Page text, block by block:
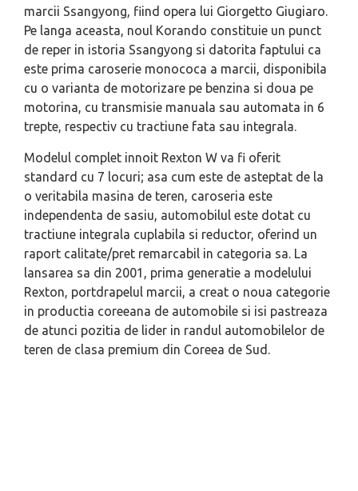
marcii Ssangyong, fiind opera lui Giorgetto Giugiaro.
Pe langa aceasta, noul Korando constituie un punct
de reper in istoria Ssangyong si datorita faptului ca
este prima caroserie monococa a marcii, disponibila
cu o varianta de motorizare pe benzina si doua pe
motorina, cu transmisie manuala sau automata in 6
trepte, respectiv cu tractiune fata sau integrala.
Modelul complet innoit Rexton W va fi oferit
standard cu 7 locuri; asa cum este de asteptat de la
o veritabila masina de teren, caroseria este
independenta de sasiu, automobilul este dotat cu
tractiune integrala cuplabila si reductor, oferind un
raport calitate/pret remarcabil in categoria sa. La
lansarea sa din 2001, prima generatie a modelului
Rexton, portdrapelul marcii, a creat o noua categorie
in productia coreeana de automobile si isi pastreaza
de atunci pozitia de lider in randul automobilelor de
teren de clasa premium din Coreea de Sud.